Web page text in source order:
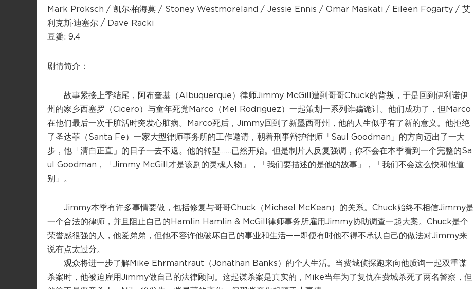
Mark Proksch / 凯尔·柏海莫 / Stoney Westmoreland / Jessie Ennis / Omar Maskati / Eileen Fogarty / 艾
利克斯·迪塞尔 / Dave Racki
豆瓣: 9.4
剧情简介：
故事紧接上季结尾，阿布奎基（Albuquerque）律师Jimmy McGill遭到哥哥Chuck的背叛，于是回到伊利诺伊
州的家乡西塞罗（Cicero）与童年死党Marco（Mel Rodriguez）一起策划一系列诈骗诡计。他们成功了，但Marco
在他们最后一次干脏活时突发心脏病。Marco死后，Jimmy回到了新墨西哥州，他的人生似乎有了新的意义。他拒绝
了圣达菲（Santa Fe）一家大型律师事务所的工作邀请，朝着刑事辩护律师「Saul Goodman」的方向迈出了一大
步，他「清白正直」的日子一去不返。他的转型……已然开始。但是制片人反复强调，你不会在本季看到一个完整的Sa
ul Goodman，「Jimmy McGill才是该剧的灵魂人物」，「我们要描述的是他的故事」，「我们不会这么快和他道
别」。
Jimmy本季有许多事情要做，包括修复与哥哥Chuck（Michael McKean）的关系。Chuck始终不相信Jimmy是
一个合法的律师，并且阻止自己的Hamlin Hamlin & McGill律师事务所雇用Jimmy协助调查一起大案。Chuck是个
荣誉感很强的人，他爱弟弟，但他不容许他破坏自己的事业和生活——即便有时他不得不承认自己的做法对Jimmy来
说有点太过分。
观众将进一步了解Mike Ehrmantraut（Jonathan Banks）的个人生活。当费城侦探跑来向他质询一起双重谋
杀案时，他被迫雇用Jimmy做自己的法律顾问。这起谋杀案是真实的，Mike当年为了复仇在费城杀死了两名警察，但